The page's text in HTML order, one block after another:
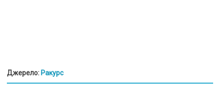
Джерело: Ракурс